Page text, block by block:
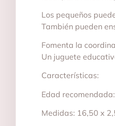
Los pequeños
También pueden
Fomenta la
Un juguete
Características:
Edad
Medidas: 16,50 x